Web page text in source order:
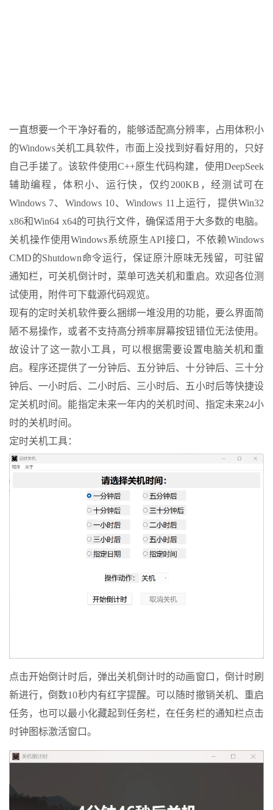
一直想要一个干净好看的，能够适配高分辨率，占用体积小
的Windows关机工具软件，市面上没找到好看好用的，只好
自己手搓了。该软件使用C++原生代码构建，使用DeepSeek
辅助编程，体积小、运行快，仅约200KB，经测试可在
Windows 7、Windows 10、Windows 11上运行，提供Win32
x86和Win64 x64的可执行文件，确保适用于大多数的电脑。
关机操作使用Windows系统原生API接口 ，不依赖Windows
CMD的Shutdown命令运行，保证原汁原味无残留，可驻留
通知栏，可关机倒计时，菜单可选关机和重启。欢迎各位测
试使用，附件可下载源代码观览。
现有的定时关机软件要么捆绑一堆没用的功能，要么界面简
陋不易操作，或者不支持高分辨率屏幕按钮错位无法使用。
故设计了这一款小工具，可以根据需要设置电脑关机和重
启。程序还提供了一分钟后、五分钟后、十分钟后、三十分
钟后、一小时后、二小时后、三小时后、五小时后等快捷设
定关机时间。能指定未来一年内的关机时间、指定未来24小
时的关机时间。
定时关机工具：
点击开始倒计时后，弹出关机倒计时的动画窗口，倒计时刷
新进行，倒数10秒内有红字提醒。可以随时撤销关机、重启
任务，也可以最小化藏起到任务栏，在任务栏的通知栏点击
时钟图标激活窗口。